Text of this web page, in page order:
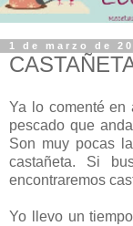
1 de marzo de
Ya lo comenté en
pescado que
Son muy pocas
castañeta. Si
encontraremos
Yo llevo un